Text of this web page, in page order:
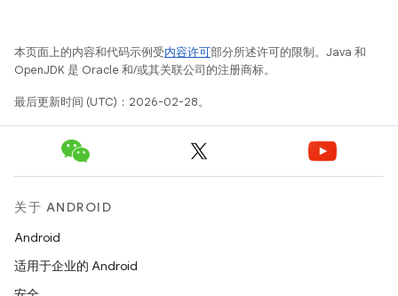
本页面上的内容和代码示例受内容许可部分所述许可的限制。Java 和
OpenJDK 是 Oracle 和/或其关联公司的注册商标。
最后更新时间 (UTC)：2026-02-28。
关于 ANDROID
Android
适用于企业的 Android